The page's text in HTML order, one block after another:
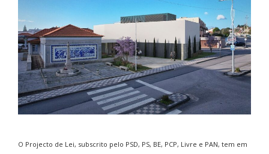
O Projecto de Lei, subscrito pelo PSD, PS, BE, PCP, Livre e PAN, tem em